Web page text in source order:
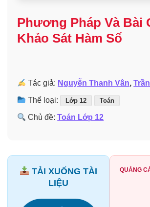
Phương Pháp Và Bài
Khảo Sát Hàm Số
Tác giả: Nguyễn Thanh Vân,
Thể loại: Lớp 12 Toán
Chủ đề:Toán Lớp 12
TẢI XUỐNG TÀI
LIỆU
QUẢNG